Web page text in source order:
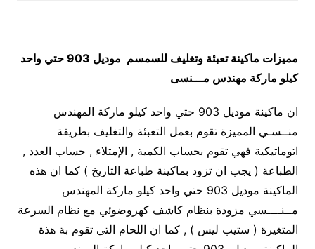
مميزات ماكينة تعبئة وتغليف للسمسم
موديل 903 حتي واحد
كيلو ماركة مهندس مـــنسى
ان ماكينة موديل 903 حتي واحد كيلو ماركة المهندس
منــسـي المميزة تقوم بعمل التعبئة والتغليف بطريقة
اتوماتيكية فهي تقوم بحساب الكمية , الإمتلاء , حساب العدد ,
الطباعة ( يجب ان تزود بماكينة طباعة التاريخ ) كما ان هذه
الماكينة موديل 903 حتي واحد كيلو ماركة المهندس
مــنــــسي مزودة بنظام كاشف كهروضوئي مع نظام السرعة
المتغيرة ( ستيب ليس ) , كما ان اللحام التي تقوم بة هذة